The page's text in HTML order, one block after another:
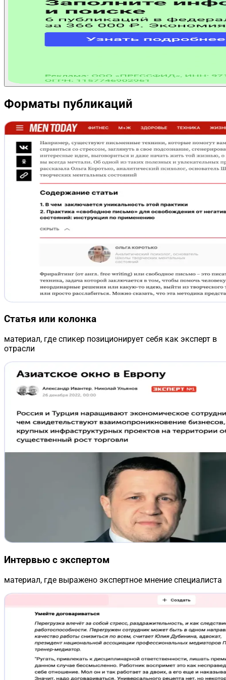
Форматы публикаций
Статья или колонка
материал, где спикер позиционирует себя как эксперт в
отрасли
Интервью с экспертом
материал, где выражено экспертное мнение специалиста